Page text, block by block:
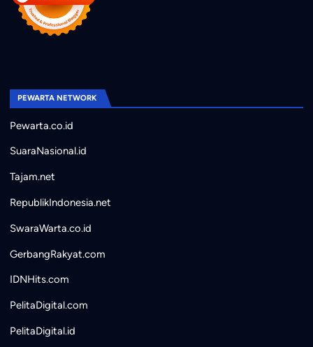
PEWARTA NETWORK
Pewarta.co.id
SuaraNasional.id
Tajam.net
RepublikIndonesia.net
SwaraWarta.co.id
GerbangRakyat.com
IDNHits.com
PelitaDigital.com
PelitaDigital.id